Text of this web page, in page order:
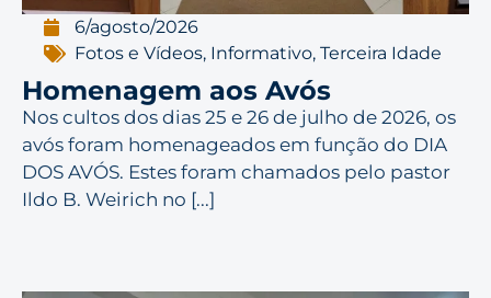
6/agosto/2026
Fotos e Vídeos, Informativo,Terceira Idade
Homenagem aos Avós
Nos cultos dos dias 25 e 26 de julho de 2026, os
avós foram homenageados em função do DIA
DOS AVÓS. Estes foram chamados pelo pastor
Ildo B. Weirich no [...]